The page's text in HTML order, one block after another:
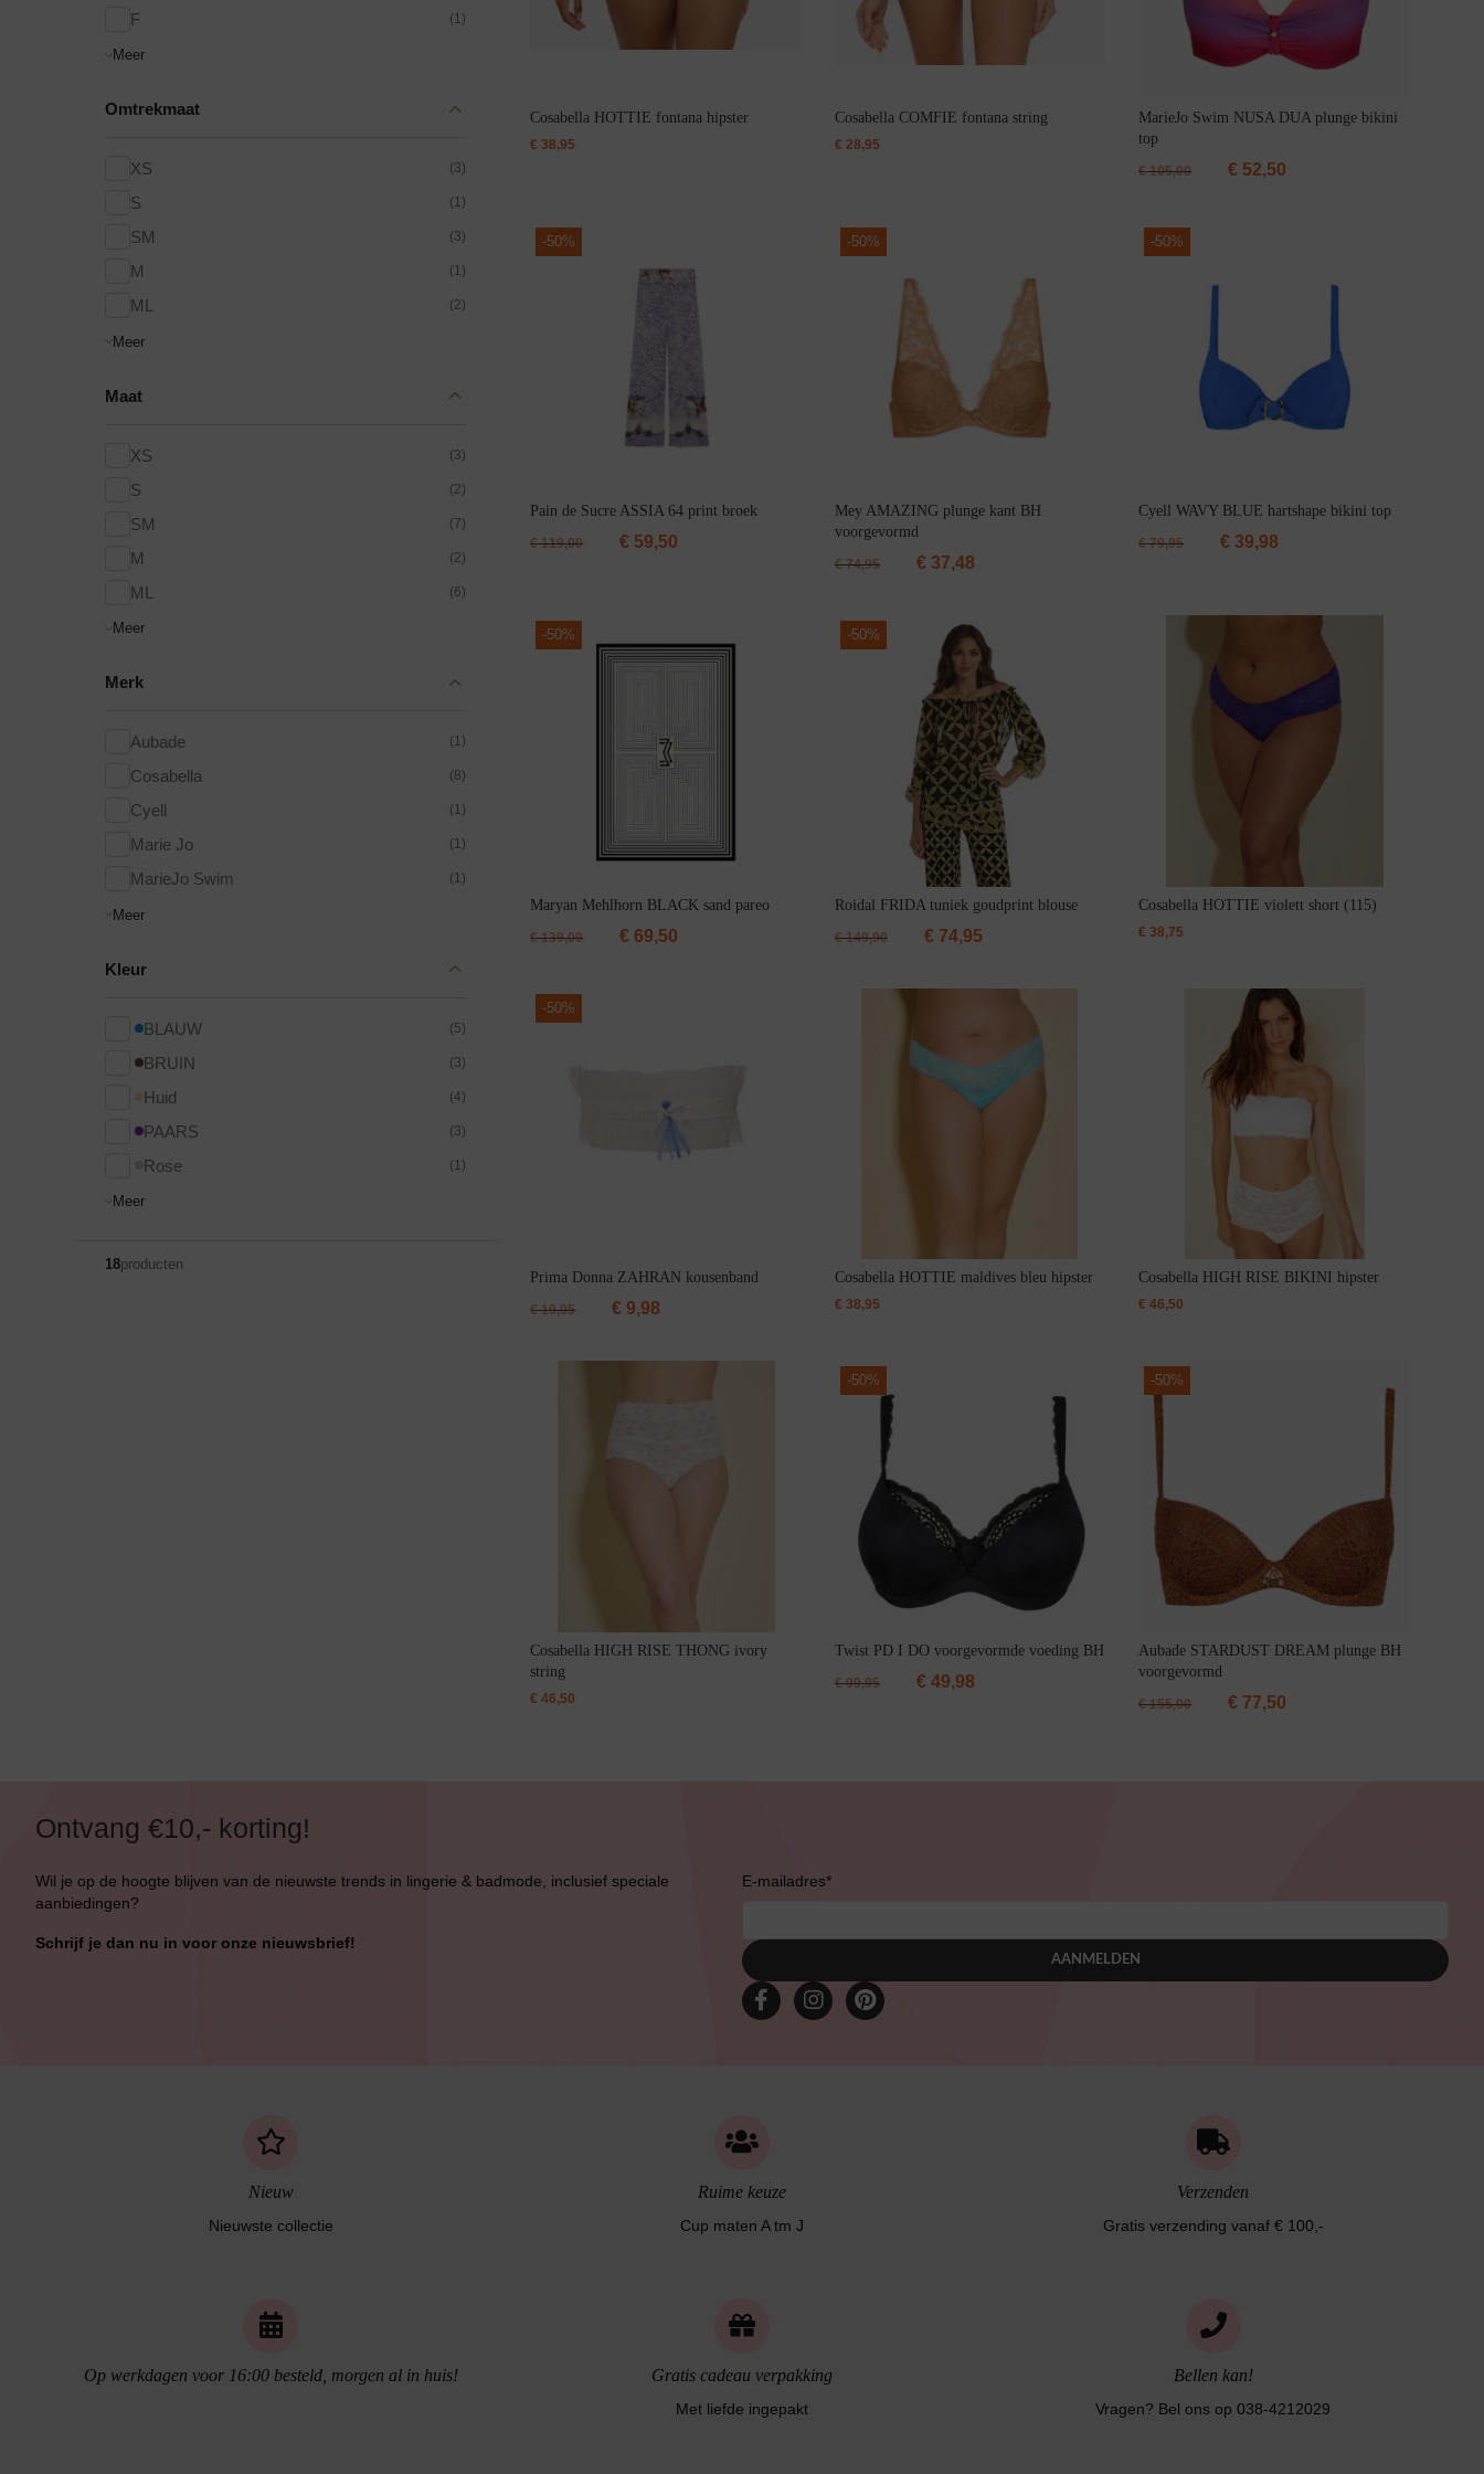
F (1)
Meer
Omtrekmaat
XS (3)
S (1)
SM (3)
M (1)
ML (2)
Meer
Maat
XS (3)
S (2)
SM (7)
M (2)
ML (6)
Meer
Merk
Aubade (1)
Cosabella (8)
Cyell (1)
Marie Jo (1)
MarieJo Swim (1)
Meer
Kleur
BLAUW (5)
BRUIN (3)
Huid (4)
PAARS (3)
Rose (1)
Meer
18producten
Cosabella HOTTIE fontana hipster
€ 38,95
Cosabella COMFIE fontana string
€ 28,95
MarieJo Swim NUSA DUA plunge bikini
top
€105,00 € 52,50
-50%
Pain de Sucre ASSIA 64 print broek
€119,00 € 59,50
-50%
Mey AMAZING plunge kant BH
voorgevormd
€74,95 €37,48
-50%
Cyell WAVY BLUE hartshape bikini top
€79,95 € 39,98
-50%
Maryan Mehlhorn BLACK sand pareo
€139,00 € 69,50
-50%
Roidal FRIDA tuniek goudprint blouse
€149,90 €74,95
Cosabella HOTTIE violett short (115)
€ 38,75
-50%
Prima Donna ZAHRAN kousenband
€19,95 € 9,98
Cosabella HOTTIE maldives bleu hipster
€ 38,95
Cosabella HIGH RISE BIKINI hipster
€ 46,50
Cosabella HIGH RISE THONG ivory
string
€ 46,50
-50%
Twist PD I DO voorgevormde voeding BH
€99,95 €49,98
-50%
Aubade STARDUST DREAM plunge BH
voorgevormd
€155,00 € 77,50
Ontvang €10,- korting!
Wil je op de hoogte blijven van de nieuwste trends in lingerie & badmode, inclusief speciale
aanbiedingen?
Schrijf je dan nu in voor onze nieuwsbrief!
E-mailadres*
AANMELDEN
Nieuw
Nieuwste collectie
Ruime keuze
Cup maten A tm J
Verzenden
Gratis verzending vanaf € 100,-
Op werkdagen voor 16:00 besteld, morgen al in huis! Gratis cadeau verpakking
Met liefde ingepakt
Bellen kan!
Vragen? Bel ons op 038-4212029
Jarratel